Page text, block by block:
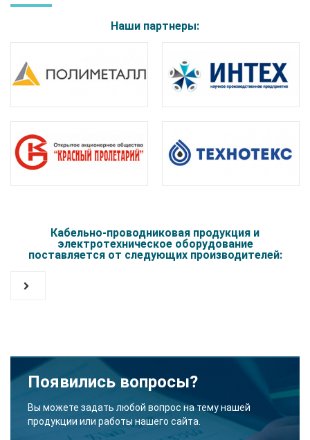
Наши партнеры:
Кабельно-проводниковая продукция и
электротехническое оборудование
поставляется от следующих производителей:
Появились вопросы?
Вы можете задать любой вопрос на тему нашей
продукции или работы нашего сайта.